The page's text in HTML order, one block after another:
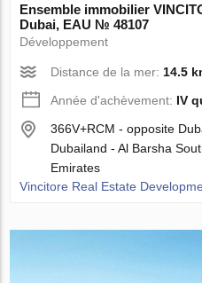
Ensemble immobilier
Dubai, EAU № 48107
Développement
Distance de la mer: 14.5
Année d'achèvement: IV
366V+RCM - opposite
Dubailand - Al Barsha
Emirates
Vincitore Real Estate